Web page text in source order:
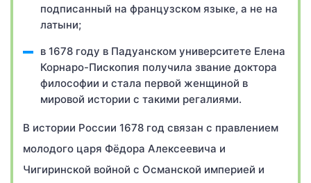
подписанный на французском языке, а не на
латыни;
в 1678 году в Падуанском университете Елена
Корнаро-Пископия получила звание доктора
философии и стала первой женщиной в
мировой истории с такими регалиями.
В истории России 1678 год связан с правлением
молодого царя Фёдора Алексеевича и
Чигиринской войной с Османской империей и